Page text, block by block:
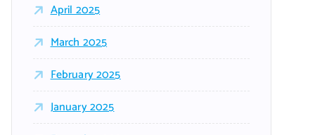
April 2025
March 2025
February 2025
January 2025